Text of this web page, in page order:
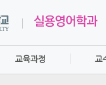
교육과정 교